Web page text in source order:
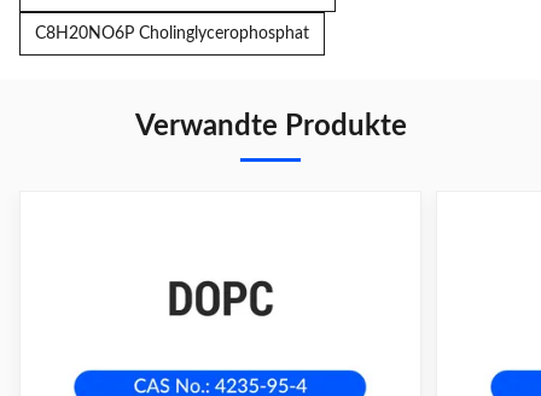
C8H20NO6P Cholinglycerophosphat
Verwandte Produkte